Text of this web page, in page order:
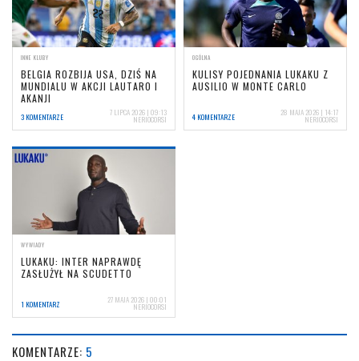
INNE KLUBY
BELGIA ROZBIJA USA, DZIŚ NA
MUNDIALU W AKCJI LAUTARO I
AKANJI
3 KOMENTARZE 7 LIPCA 2026 | 09:13
NERIOCORSI
OGÓLNA
KULISY POJEDNANIA LUKAKU Z
AUSILIO W MONTE CARLO
4 KOMENTARZE 28 MAJA 2026 | 14:17
NERIOCORSI
WYWIADY
LUKAKU: INTER NAPRAWDĘ
ZASŁUŻYŁ NA SCUDETTO
1 KOMENTARZ 27 MAJA 2026 | 00:01
NERIOCORSI
KOMENTARZE: 5